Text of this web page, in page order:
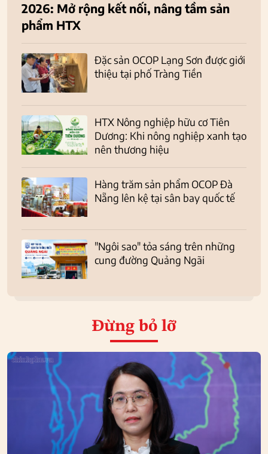
2026: Mở rộng kết nối, nâng tầm sản
phẩm HTX
Đặc sản OCOP Lạng Sơn được giới
thiệu tại phố Tràng Tiền
HTX Nông nghiệp hữu cơ Tiên
Dương: Khi nông nghiệp xanh tạo
nên thương hiệu
Hàng trăm sản phẩm OCOP Đà
Nẵng lên kệ tại sân bay quốc tế
"Ngôi sao" tỏa sáng trên những
cung đường Quảng Ngãi
Đừng bỏ lỡ